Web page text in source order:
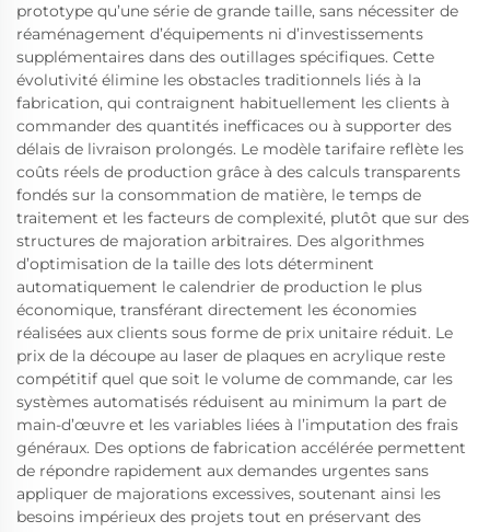
prototype qu’une série de grande taille, sans nécessiter de
réaménagement d’équipements ni d’investissements
supplémentaires dans des outillages spécifiques. Cette
évolutivité élimine les obstacles traditionnels liés à la
fabrication, qui contraignent habituellement les clients à
commander des quantités inefficaces ou à supporter des
délais de livraison prolongés. Le modèle tarifaire reflète les
coûts réels de production grâce à des calculs transparents
fondés sur la consommation de matière, le temps de
traitement et les facteurs de complexité, plutôt que sur des
structures de majoration arbitraires. Des algorithmes
d’optimisation de la taille des lots déterminent
automatiquement le calendrier de production le plus
économique, transférant directement les économies
réalisées aux clients sous forme de prix unitaire réduit. Le
prix de la découpe au laser de plaques en acrylique reste
compétitif quel que soit le volume de commande, car les
systèmes automatisés réduisent au minimum la part de
main-d’œuvre et les variables liées à l’imputation des frais
généraux. Des options de fabrication accélérée permettent
de répondre rapidement aux demandes urgentes sans
appliquer de majorations excessives, soutenant ainsi les
besoins impérieux des projets tout en préservant des